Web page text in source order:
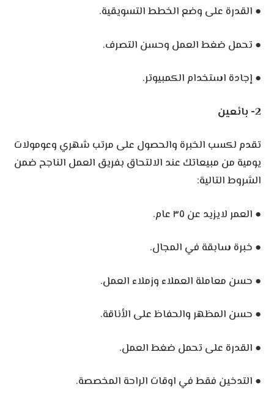
● القدرة على وضع الخطط التسويقية.
● تحمل ضغط العمل وحسن التصرف.
● إجادة استخدام الكمبيوتر.
2- بائعين
تقدم لكسب الخبرة والحصول على مرتب شهري وعومولات
يومية من مبيعاتك عند الالتحاق بفريق العمل الناجح ضمن
الشروط التالية:
● العمر لايزيد عن ٣٥ عام.
● خبرة سابقة في المجال.
● حسن معاملة العملاء وزملاء العمل.
● حسن المظهر والحفاظ على الأناقة.
● القدرة على تحمل ضغط العمل.
● التدخين فقط في اوقات الراحة المخصصة.